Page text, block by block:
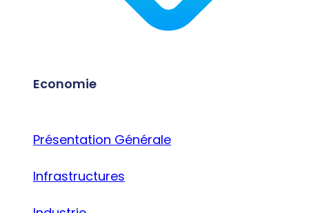
Economie
Présentation Générale
Infrastructures